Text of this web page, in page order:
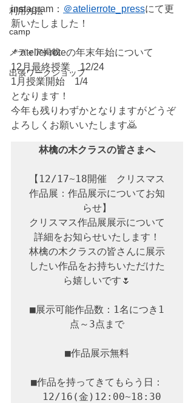
利用方法
camp
メディア掲載
出張ワークショップ
instagram： ＠atelierrote_pressにて更
新いたしました！
＊atelier roteの年末年始について
12月最終授業　12/24
1月授業開始　1/4
となります！
今年も残りわずかとなりますがどうぞ
よろしくお願いいたします🙇
【12/17~18開催　クリスマス
作品展：作品展示についてお知
らせ】
クリスマス作品展展示について
詳細をお知らせいたします！
林檎の木クラスの皆さんに展示
したい作品をお持ちいただけた
ら嬉しいです🌷
■展示可能作品数：1名につき1
点～3点まで
■作品展示無料
■作品を持ってきてもらう日：
12/16(金)12:00~18:30